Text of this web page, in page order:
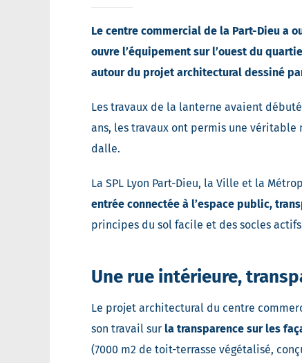
Le centre commercial de la Part-Dieu a
ouvre l’équipement sur l’ouest du
autour du projet architectural dessiné par
Les travaux de la lanterne avaient
ans, les travaux ont permis une
dalle.
La SPL Lyon Part-Dieu, la Ville et la
entrée connectée à l’espace public,
principes du sol facile et des socles
Une rue intérieure,
Le projet architectural du centre
son travail sur la transparence sur les
(7000 m2 de toit-terrasse végétalisé,